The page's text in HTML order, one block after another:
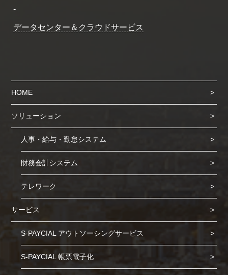
-
データセンター＆クラウドサービス
HOME
ソリューション
人事・給与・勤怠システム
財務会計システム
テレワーク
サービス
S-PAYCIAL アウトソーシングサービス
S-PAYCIAL 帳票電子化